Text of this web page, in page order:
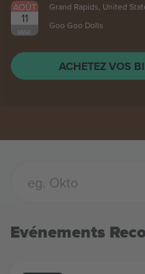
AOÛT
11
MAR.
Grand Rapids, United
Goo Goo Dolls
ACHETEZ VOS
Evénements